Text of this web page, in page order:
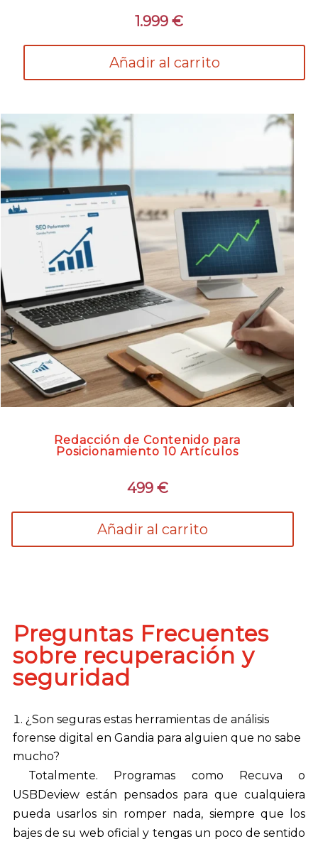
1.999 €
Añadir al carrito
Redacción de Contenido para
Posicionamiento 10 Artículos
499 €
Añadir al carrito
Preguntas Frecuentes
sobre recuperación y
seguridad
¿Son seguras estas herramientas de análisis
forense digital en Gandia para alguien que no sabe
mucho?
Totalmente. Programas como Recuva o
USBDeview están pensados para que cualquiera
pueda usarlos sin romper nada, siempre que los
bajes de su web oficial y tengas un poco de sentido